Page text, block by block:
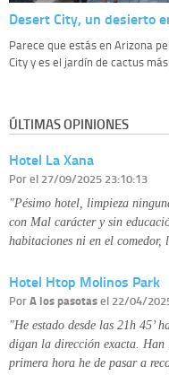
Desert City, un desierto
Parece que estás en Arizona
City y es el jardín de cactus
ÚLTIMAS OPINIONES
Hotel La Xana
Porel 27/09/2025 23:10:13
"Pésimo hotel, limpieza
con Mal carácter y sin
habitaciones ni en el
Hotel Htop Molinos Park
PorA los pasotasel 22/04/
"He estado desde las 21h 45’
digan la dirección exacta. Han
primera hora he de pasar a